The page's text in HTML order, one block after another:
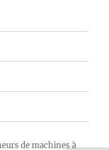
de machines à